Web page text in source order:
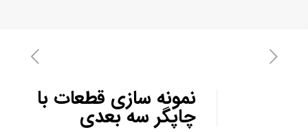
نمونه سازی قطعات با
چاپگر سه بعدی